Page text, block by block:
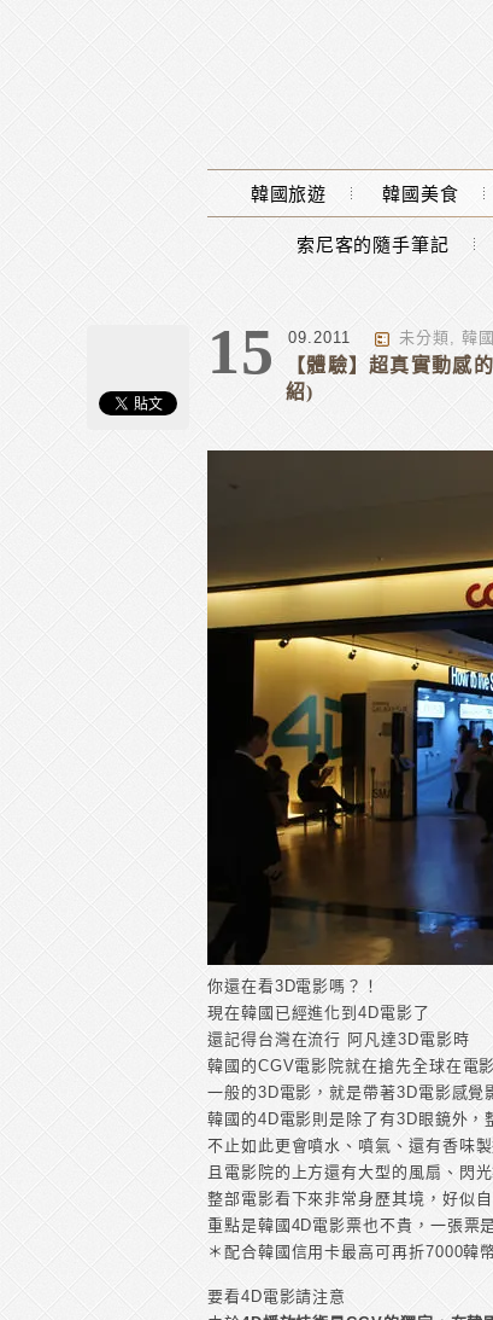
Main Menu
韓國旅遊 韓國美食
索尼客的隨手筆記
15 09.2011 未分類, 韓
【體驗】超真實動感
紹)
你還在看3D電影嗎？！
現在韓國已經進化到4D電影了
還記得台灣在流行 阿凡達3D電影時
韓國的CGV電影院就在搶先全球在電
一般的3D電影，就是帶著3D電影感覺
韓國的4D電影則是除了有3D眼鏡外
不止如此更會噴水、噴氣、還有香味
且電影院的上方還有大型的風扇、閃
整部電影看下來非常身歷其境，好似
重點是韓國4D電影票也不貴，一張票
＊配合韓國信用卡最高可再折7000韓
要看4D電影請注意